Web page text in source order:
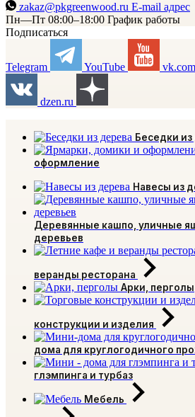
zakaz@pkgreenwood.ru E-mail адрес
Пн—Пт 08:00–18:00 График работы
Подписаться
Telegram YouTube vk.com
dzen.ru
Беседки
оформление
Навесы из
Деревянные кашпо, уличные
деревьев
веранды ресторана
Арки, перголы
конструкции и изделия
дома для круглогодичного
глэмпинга и турбаз
Мебель